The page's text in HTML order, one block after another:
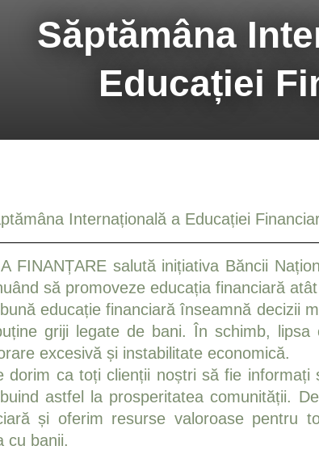
Săptămâna
Educației
Internațională a Educației
FINANȚARE salută inițiativa Băncii
să promoveze educația financiară
educație financiară înseamnă decizii
griji legate de bani. În schimb, lipsa
excesivă și instabilitate economică.
dorim ca toți clienții noștri să fie informați
astfel la prosperitatea comunității.
și oferim resurse valoroase pentru
cu banii.